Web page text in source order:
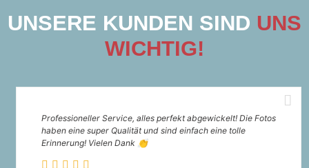
UNSERE KUNDEN SIND UNS
WICHTIG!
Professioneller Service, alles perfekt abgewickelt! Die Fotos
haben eine super Qualität und sind einfach eine tolle
Erinnerung! Vielen Dank 👏